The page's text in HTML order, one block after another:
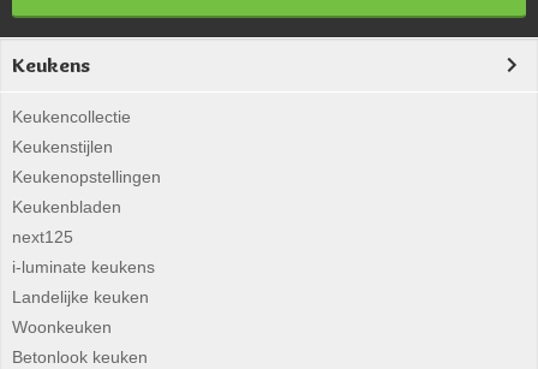
Keukens
Keukencollectie
Keukenstijlen
Keukenopstellingen
Keukenbladen
next125
i-luminate keukens
Landelijke keuken
Woonkeuken
Betonlook keuken